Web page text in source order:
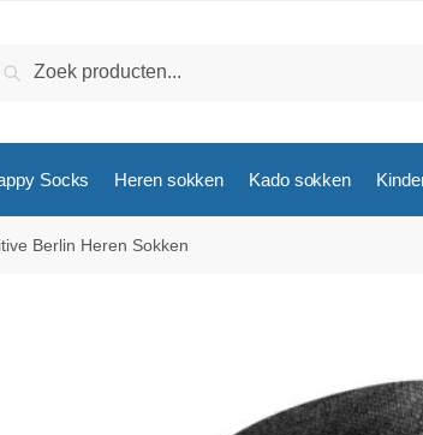
Zoeken
Socks Heren sokken Kado sokken
Berlin Heren Sokken